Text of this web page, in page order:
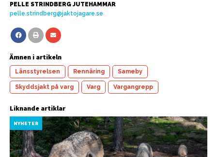
PELLE STRINDBERG JUTEHAMMAR
pelle.strindberg@jaktojagare.se
Ämnen i artikeln
Länsstyrelsen Rennäring Sameby
Skyddsjakt på varg Varg Vargangrepp
Liknande artiklar
NYHETER